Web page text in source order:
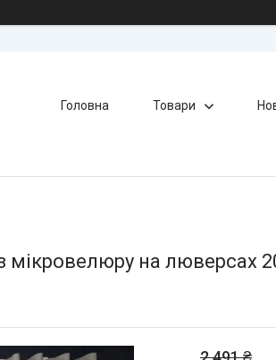
Головна Товари
мікровелюру на люверсах